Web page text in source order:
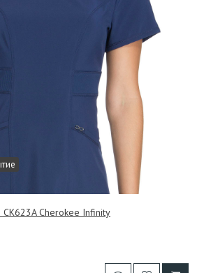
Cherokee Infinity